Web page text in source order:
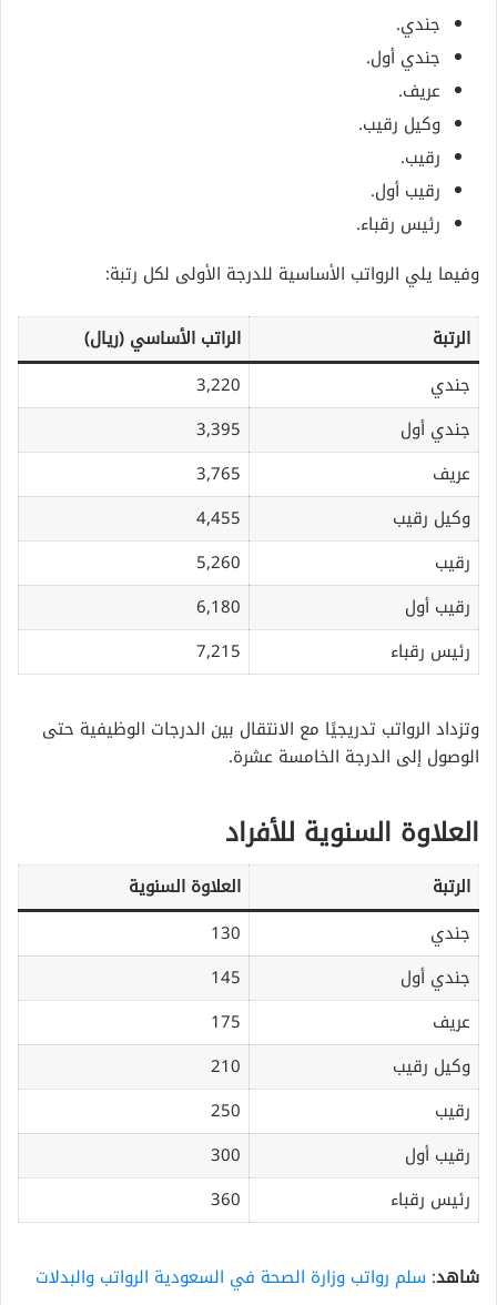
جندي.
جندي أول.
عريف.
وكيل رقيب.
رقيب.
رقيب أول.
رئيس رقباء.
وفيما يلي الرواتب الأساسية للدرجة الأولى لكل رتبة:
الرتبة
الراتب الأساسي (ريال)
جندي
3,220
جندي أول
3,395
عريف
3,765
وكيل رقيب
4,455
رقيب
5,260
رقيب أول
6,180
رئيس رقباء
7,215
وتزداد الرواتب تدريجيًا مع الانتقال بين الدرجات الوظيفية حتى
الوصول إلى الدرجة الخامسة عشرة.
العلاوة السنوية للأفراد
الرتبة
العلاوة السنوية
جندي
130
جندي أول
145
عريف
175
وكيل رقيب
210
رقيب
250
رقيب أول
300
رئيس رقباء
360
شاهد: سلم رواتب وزارة الصحة في السعودية الرواتب والبدلات